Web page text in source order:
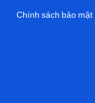
Chính sách bảo mật